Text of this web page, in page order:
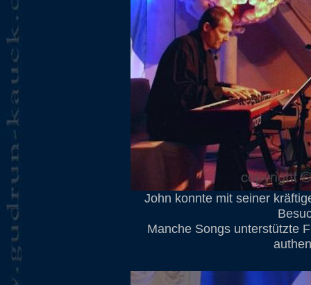
John konnte mit seiner
Manche Songs unterstützte